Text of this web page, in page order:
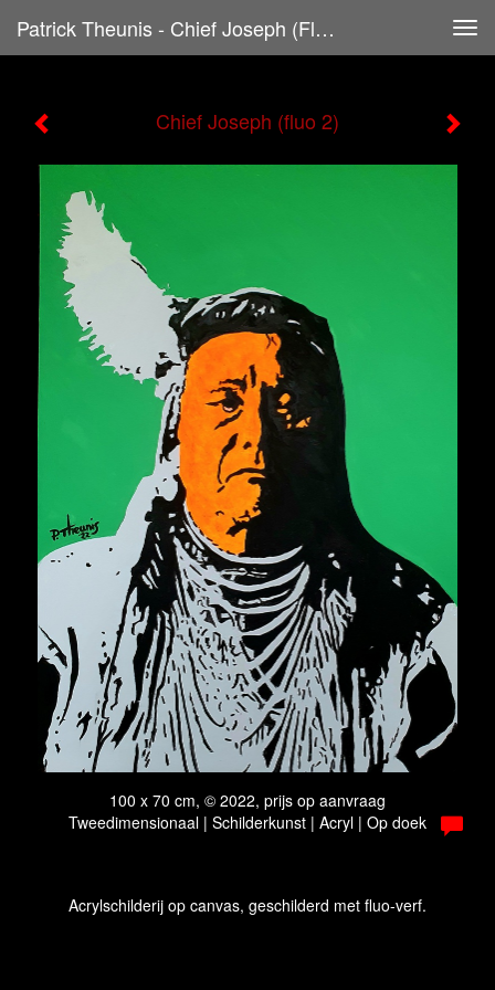
Patrick Theunis - Chief Joseph (fluo 2)
Chief Joseph (fluo 2)
100 x 70 cm, © 2022, prijs op aanvraag
Tweedimensionaal | Schilderkunst | Acryl | Op doek
Acrylschilderij op canvas, geschilderd met fluo-verf.